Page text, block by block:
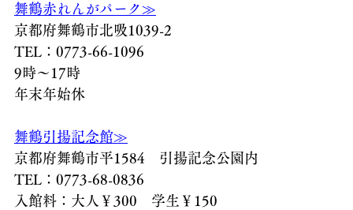
舞鶴赤れんがパーク≫
京都府舞鶴市北吸1039-2
TEL：0773-66-1096
9時～17時
年末年始休
舞鶴引揚記念館≫
京都府舞鶴市平1584　引揚記念公園内
TEL：0773-68-0836
入館料：大人￥300　学生￥150